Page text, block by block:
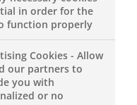
enthalten :
Index
in order for the
function properly
Cookies - Allow
our partners to
you with
or no